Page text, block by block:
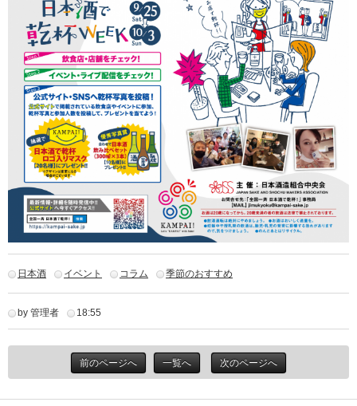
日本酒 イベント コラム 季節のおすすめ
by 管理者 18:55
前のページへ 一覧へ 次のページへ